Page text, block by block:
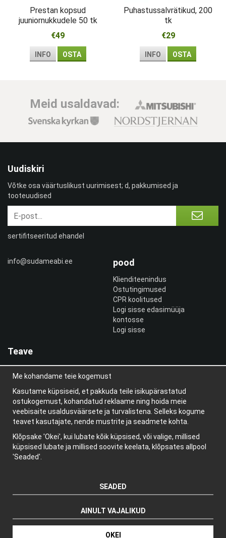
Prestan kopsud
juuniornukkudele 50 tk
€49
INFO OSTA
Puhastussalvrätikud, 200
tk
€29
INFO OSTA
Meid usaldavad:
info@sudameabi.ee pood
Klienditeenindus
Ostutingimused
CPR koolitused
Logi sisse edasimüüja
kontosse
Logi sisse
Teave
Meist
uudiskiri
Teave küpsiste kohta
Blogi
Uudiskiri
Võtke osa väärtuslikust uurimisest; d, pakkumised ja
tooteuudised
sertifitseeritud ehandel
Me kohandame teie kogemust
Kasutame küpsiseid, et pakkuda teile isikupärastatud
ostukogemust, kohandatud reklaame ning hoida meie
veebisaite usaldusväärsete ja turvalistena. Selleks kogume
teavet kasutajate, nende mustrite ja seadmete kohta.
Klõpsake 'Okei', kui lubate kõik küpsised, või valige, millised
küpsised lubate ja millised soovite keelata, klõpsates allpool
'Seaded'.
SEADED
AINULT VAJALIKUD
OKEI